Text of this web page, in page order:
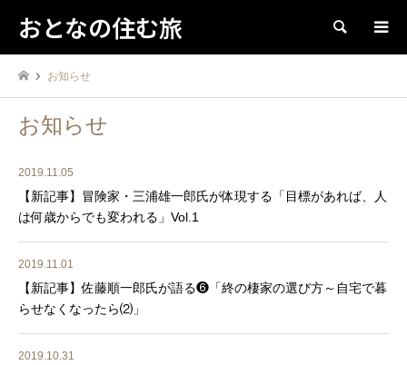
おとなの住む旅 検索
お知らせ
お知らせ
2019.11.05
【新記事】冒険家・三浦雄一郎氏が体現する「目標があれば、人
は何歳からでも変われる」Vol.1
2019.11.01
【新記事】佐藤順一郎氏が語る❻「終の棲家の選び方～自宅で暮
らせなくなったら⑵」
2019.10.31